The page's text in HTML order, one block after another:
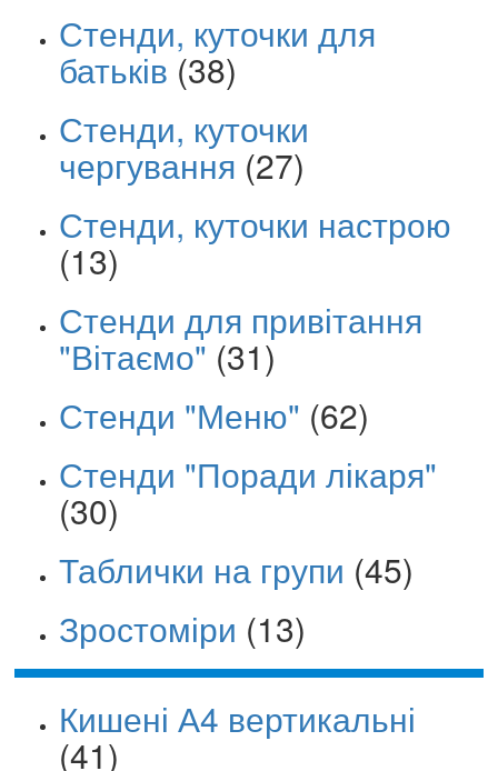
Стенди, куточки для
батьків (38)
Стенди, куточки
чергування (27)
Стенди, куточки настрою
(13)
Стенди для привітання
"Вітаємо" (31)
Стенди "Меню" (62)
Стенди "Поради лікаря"
(30)
Таблички на групи (45)
Зростоміри (13)
Кишені А4 вертикальні
(41)